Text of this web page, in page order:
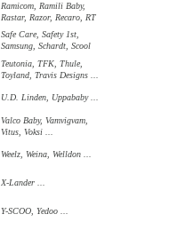
Ramicom, Ramili Baby,
Rastar, Razor, Recaro, RT
Safe Care, Safety 1st,
Samsung, Schardt, Scool
Teutonia, TFK, Thule,
Toyland, Travis Designs ...
U.D. Linden, Uppababy ...
Valco Baby, Vamvigvam,
Vitus, Voksi ...
Weelz, Weina, Welldon ...
X-Lander ...
Y-SCOO, Yedoo ...